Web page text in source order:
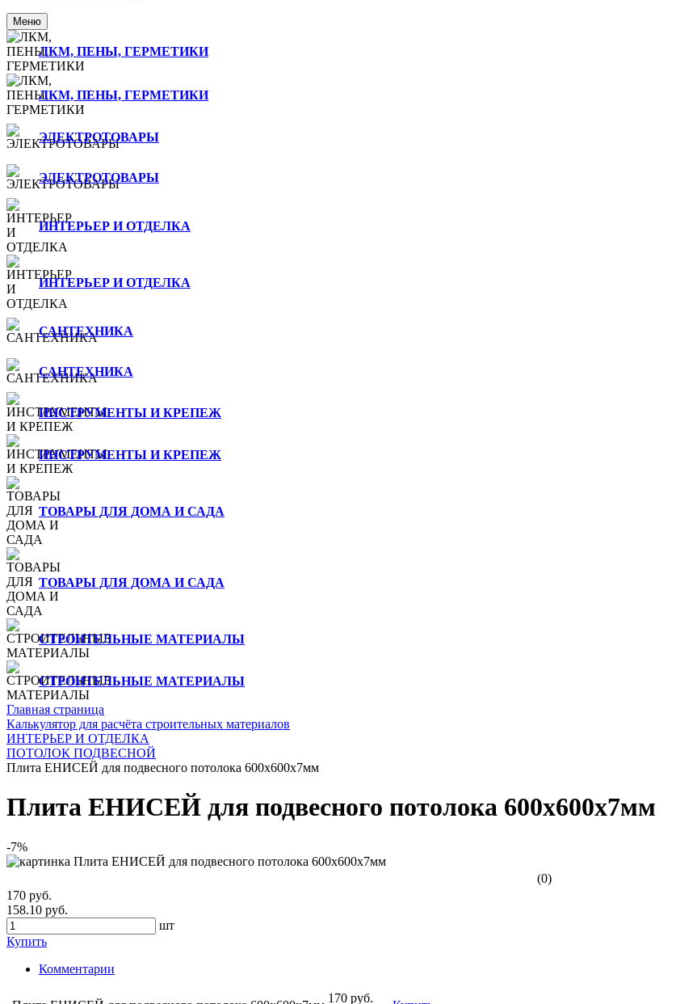
Меню
ЛКМ, ПЕНЫ, ГЕРМЕТИКИ
ЛКМ, ПЕНЫ, ГЕРМЕТИКИ
ЭЛЕКТРОТОВАРЫ
ЭЛЕКТРОТОВАРЫ
ИНТЕРЬЕР И ОТДЕЛКА
ИНТЕРЬЕР И ОТДЕЛКА
САНТЕХНИКА
САНТЕХНИКА
ИНСТРУМЕНТЫ И КРЕПЕЖ
ИНСТРУМЕНТЫ И КРЕПЕЖ
ТОВАРЫ ДЛЯ ДОМА И САДА
ТОВАРЫ ДЛЯ ДОМА И САДА
СТРОИТЕЛЬНЫЕ МАТЕРИАЛЫ
СТРОИТЕЛЬНЫЕ МАТЕРИАЛЫ
Главная страница
Калькулятор для расчёта строительных материалов
ИНТЕРЬЕР И ОТДЕЛКА
ПОТОЛОК ПОДВЕСНОЙ
Плита ЕНИСЕЙ для подвесного потолока 600х600х7мм
Плита ЕНИСЕЙ для подвесного потолока 600х600х7мм
-7%
(0)
170 руб.
158.10 руб.
шт
Купить
Комментарии
170 руб.